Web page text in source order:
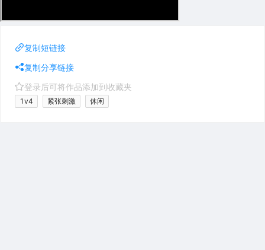
复制短链接
复制分享链接
登录后可将作品添加到收藏夹
1v4 紧张刺激 休闲